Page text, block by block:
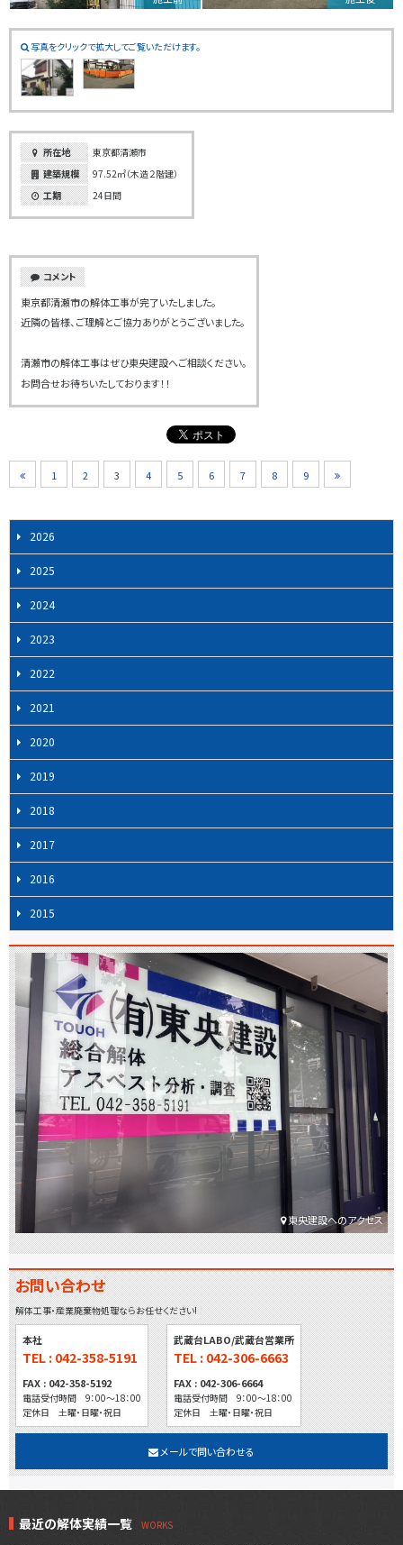
写真をクリックで拡大してご覧いただけます。
所在地
東京都清瀬市
建築規模
97.52㎡（木造２階建）
工期
24日間
コメント
東京都清瀬市の解体工事が完了いたしました。
近隣の皆様、ご理解とご協力ありがとうございました。
清瀬市の解体工事はぜひ東央建設へご相談ください。
お問合せお待ちいたしております！！
1 2 3 4 5 6 7 8 9
2026
2025
2024
2023
2022
2021
2020
2019
2018
2017
2016
2015
東央建設へのアクセス
お問い合わせ
解体工事・産業廃棄物処理ならお任せください!
本社
TEL : 042-358-5191
FAX : 042-358-5192
電話受付時間 9：00～18：00
定休日 土曜・日曜・祝日
武蔵台LABO/武蔵台営業所
TEL : 042-306-6663
FAX : 042-306-6664
電話受付時間 9：00～18：00
定休日 土曜・日曜・祝日
メールで問い合わせる
最近の解体実績一覧